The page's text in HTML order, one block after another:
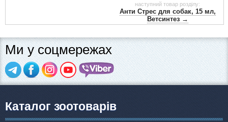
наступний товар розділу:
Анти Стрес для собак, 15 мл,
Ветсинтез →
Ми у соцмережах
Каталог зоотоварів